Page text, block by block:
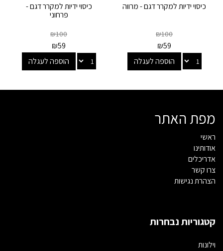
כיסוי ידיות למקרר דגם - מרווה
₪100
₪59
הוספה לעגלה
כיסוי ידיות למקרר דגם -
פרחוני
₪100
₪59
הוספה לעגלה
מפת האתר
ראשי
אודותינו
אדריכלים
צרו קשר
הצהרת נגישות
קטגוריות נבחרות
וילונות